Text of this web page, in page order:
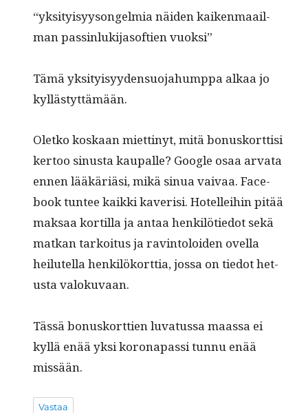
“yksi­ty­isyysongelmia näi­den kaiken­maail­
man passin­luk­i­ja­sof­t­ien vuoksi”
Tämä yksi­ty­isyy­den­suo­jahump­pa alkaa jo
kyllästyttämään.
Oletko koskaan miet­tinyt, mitä bonusko­rt­tisi
ker­too sinus­ta kau­palle? Google osaa arva­ta
ennen lääkäriäsi, mikä sin­ua vaivaa. Face­
book tun­tee kaik­ki kaverisi. Hotellei­hin pitää
mak­saa kor­tilla ja antaa henkilötiedot sekä
matkan tarkoi­tus ja rav­in­toloiden ovel­la
heilutel­la henkilöko­rt­tia, jos­sa on tiedot het­
us­ta valokuvaan.
Tässä bonusko­rt­tien luva­tus­sa maas­sa ei
kyl­lä enää yksi koron­a­pas­si tun­nu enää
missään.
Vastaa